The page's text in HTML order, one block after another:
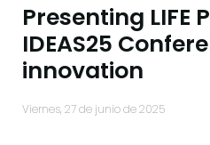
Presenting LIFE
IDEAS25
innovation
viernes, 27 de junio de 2025